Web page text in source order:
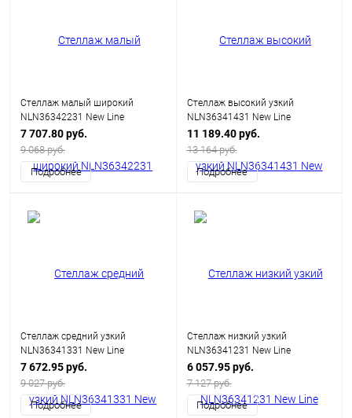
Стеллаж малый широкий
NLN36342231 New Line
7 707.80 руб.
9 068 руб.
Подробнее
Стеллаж высокий узкий
NLN36341431 New Line
11 189.40 руб.
13 164 руб.
Подробнее
Стеллаж средний узкий
NLN36341331 New Line
7 672.95 руб.
9 027 руб.
Подробнее
Стеллаж низкий узкий
NLN36341231 New Line
6 057.95 руб.
7 127 руб.
Подробнее